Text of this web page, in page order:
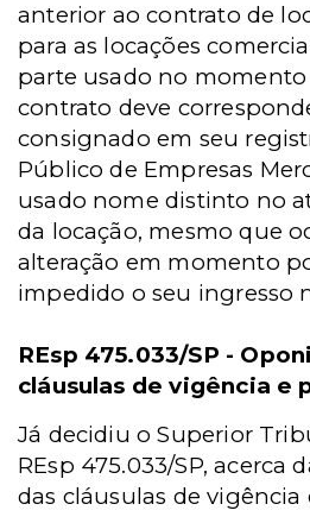
anterior ao contrato de
para as locações
parte usado no momento
contrato deve
consignado em seu
Público de Empresas
usado nome distinto no
da locação, mesmo que
alteração em momento
impedido o seu ingresso
REsp 475.033/SP -
cláusulas de vigência e
Já decidiu o Superior
REsp 475.033/SP, acerca
das cláusulas de vigência